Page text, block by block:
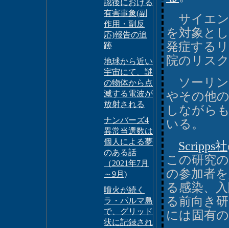
認後における
有害事象(副
作用・副反
応)報告の追
跡
地球から近い
宇宙にて、謎
の物体から点
滅する電波が
放射される
ナンバーズ4
異常当選数は
個人による夢
のある話
（2021年7月
～9月)
噴火が続く
ラ・パルマ島
で、グリッド
状に記録され
サイエン
を対象と
発症する
院のリス
ソーリン
やその他
しながら
いる。
Scripps社
この研究
の参加者
る感染、
る前向き
には固有